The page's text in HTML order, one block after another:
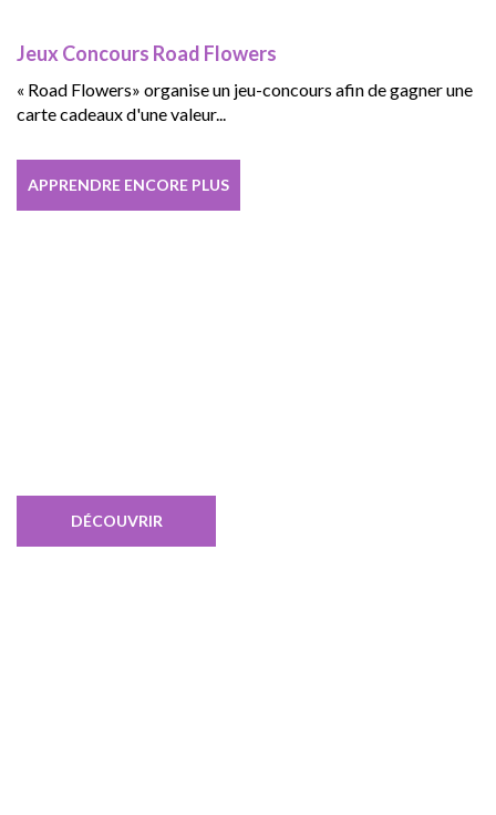
Jeux Concours Road Flowers
« Road Flowers» organise un jeu-concours afin de gagner une
carte cadeaux d'une valeur...
APPRENDRE ENCORE PLUS
DÉCOUVRIR